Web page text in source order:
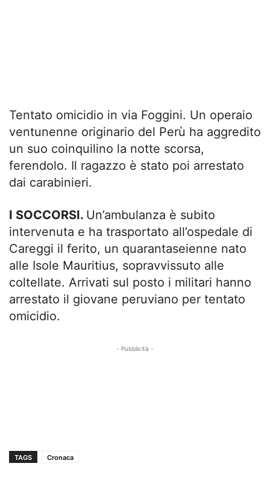
Tentato omicidio in via Foggini. Un operaio
ventunenne originario del Perù ha aggredito
un suo coinquilino la notte scorsa,
ferendolo. Il ragazzo è stato poi arrestato
dai carabinieri.
I SOCCORSI. Un’ambulanza è subito
intervenuta e ha trasportato all’ospedale di
Careggi il ferito, un quarantaseienne nato
alle Isole Mauritius, sopravvissuto alle
coltellate. Arrivati sul posto i militari hanno
arrestato il giovane peruviano per tentato
omicidio.
- Pubblicità -
TAGS Cronaca